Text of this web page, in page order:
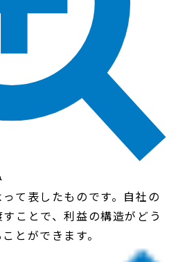
て表したものです。自社の
ことで、利益の構造がどう
とができます。